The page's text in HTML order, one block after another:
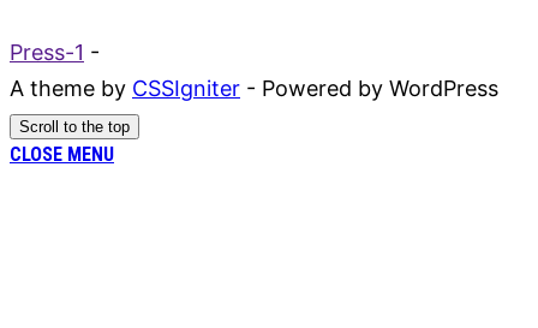
Press-1 -
A theme by CSSIgniter - Powered by WordPress
Scroll to the top
CLOSE MENU